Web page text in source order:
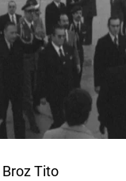
Tito